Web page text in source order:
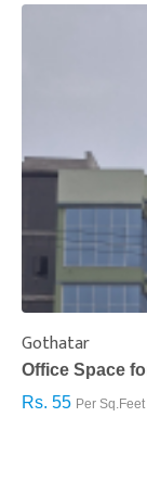
Gothatar
Office Space
Rs. 55 Per Sq.Feet